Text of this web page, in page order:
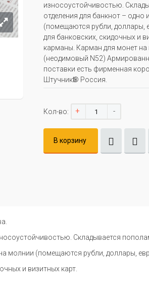
износоустойчивостью.
отделения для банкнот – одно
(помещаются рубли, доллары,
для банковских, скидочных и
карманы. Карман для монет
(неодимовый N52)
поставки есть фирменная
Штучникѣ® Россия.
Кол-во: + -
В корзину
Складывается
молнии (помещаются рубли, доллары,
и визитных карт.